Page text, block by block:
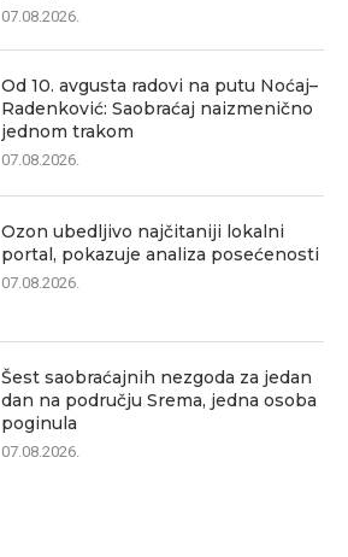
07.08.2026.
Od 10. avgusta radovi na putu Noćaj–
Radenković: Saobraćaj naizmenično
jednom trakom
07.08.2026.
Ozon ubedljivo najčitaniji lokalni
portal, pokazuje analiza posećenosti
07.08.2026.
Šest saobraćajnih nezgoda za jedan
dan na području Srema, jedna osoba
poginula
07.08.2026.